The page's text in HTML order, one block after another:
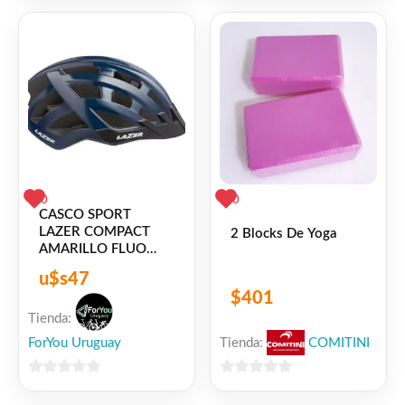
5
0
CASCO SPORT
LAZER COMPACT
AMARILLO FLUO
AZUL OSCURO
u$s47
Tienda:
ForYou Uruguay
0
2 Blocks De Yoga
$401
Tienda: COMITINI